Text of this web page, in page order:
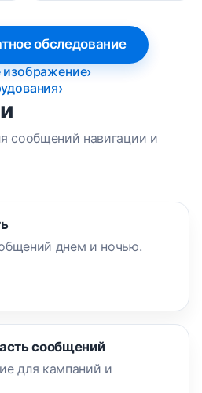
обследование
изображение
сообщений навигации и
днем и ночью.
сообщений
для кампаний и